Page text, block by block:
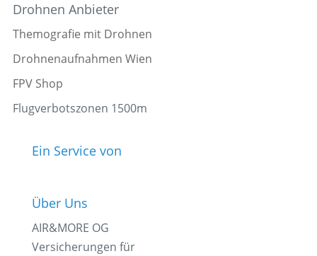
Drohnen Anbieter
Themografie mit Drohnen
Drohnenaufnahmen Wien
FPV Shop
Flugverbotszonen 1500m
Ein Service von
Über Uns
AIR&MORE OG
Versicherungen für